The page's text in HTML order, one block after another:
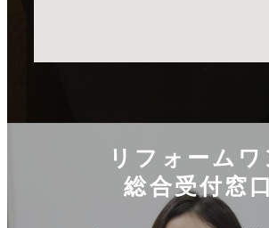
リフォームワ
総合受付窓口